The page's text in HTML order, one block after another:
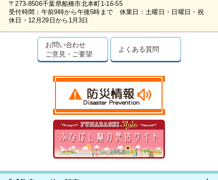
〒273-8506千葉県船橋市北本町1-16-55
受付時間：午前9時から午後5時まで 休業日：土曜日・日曜日・祝
休日・12月29日から1月3日
お問い合わせ
ご意見・ご要望
よくある質問